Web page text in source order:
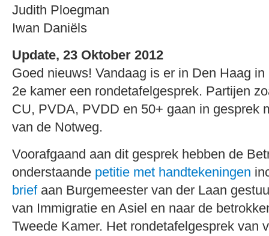
Judith Ploegman
Iwan Daniëls
Update, 23 Oktober 2012
Goed nieuws! Vandaag is er in Den Haag
2e kamer een rondetafelgesprek. Partijen
CU, PVDA, PVDD en 50+ gaan in gesprek
van de Notweg.
Voorafgaand aan dit gesprek hebben de
onderstaande petitie met handtekeningen
briefaan Burgemeester van der Laan
van Immigratie en Asiel en naar de
Tweede Kamer. Het rondetafelgesprek van